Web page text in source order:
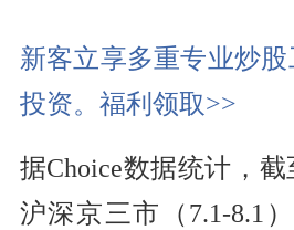
新客立享多重专业炒
投资。福利领取>>
据Choice数据统计，截
沪深京三市（7.1-8.1